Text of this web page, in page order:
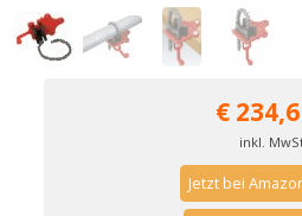
€
inkl.
Jetzt bei